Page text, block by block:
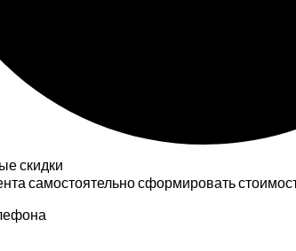
скидки
самостоятельно сформировать